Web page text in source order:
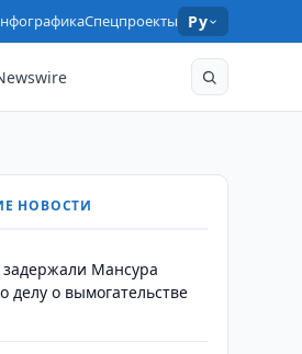
Спецпроекты Ру
НОВОСТИ
Мансура
делу о вымогательстве